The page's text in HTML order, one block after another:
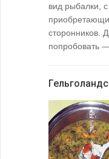
вид рыбалки,
сторонников.
попробовать